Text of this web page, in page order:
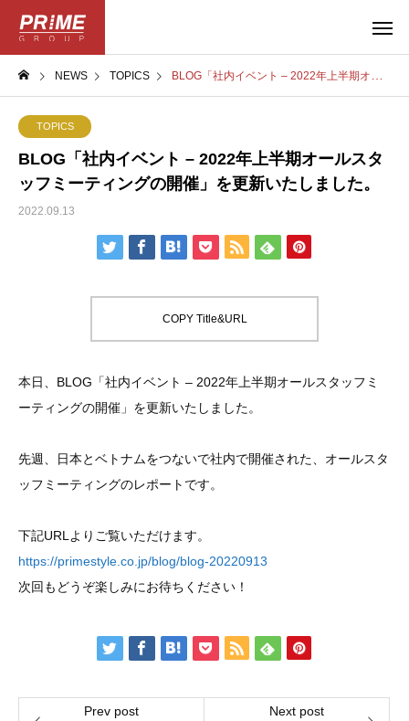
NEWS TOPICS BLOG「社内イベント – 2022年上半期オールスタッフミーティングの開催」を更新いたしました。
TOPICS
BLOG「社内イベント – 2022年上半期オールスタ
ッフミーティングの開催」を更新いたしました。
2022.09.13
COPY Title&URL
本日、BLOG「社内イベント – 2022年上半期オールスタッフミ
ーティングの開催」を更新いたしました。
先週、日本とベトナムをつないで社内で開催された、オールスタ
ッフミーティングのレポートです。
下記URLよりご覧いただけます。
https://primestyle.co.jp/blog/blog-20220913
次回もどうぞ楽しみにお待ちください！
Prev post Next post